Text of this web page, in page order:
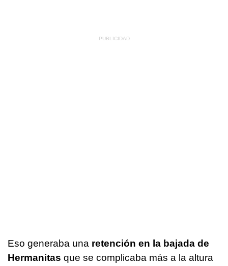
Eso generaba una retención en la bajada de
Hermanitas que se complicaba más a la altura